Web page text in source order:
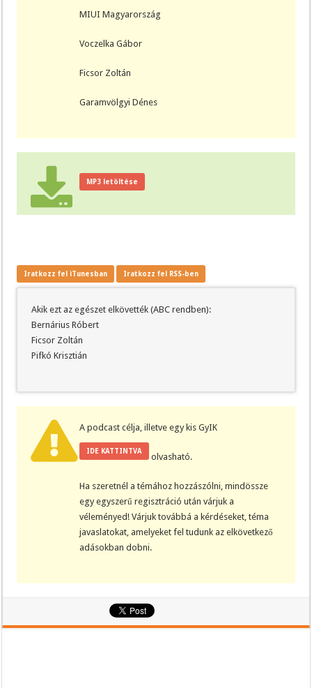
MIUI Magyarország
Voczelka Gábor
Ficsor Zoltán
Garamvölgyi Dénes
MP3 letöltése
Iratkozz fel iTunesban Iratkozz fel RSS-ben
Akik ezt az egészet elkövették (ABC rendben):
Bernárius Róbert
Ficsor Zoltán
Pifkó Krisztián
A podcast célja, illetve egy kis GyIK
IDE KATTINTVA
olvasható.
Ha szeretnél a témához hozzászólni, mindössze
egy egyszerű regisztráció után várjuk a
véleményed! Várjuk továbbá a kérdéseket, téma
javaslatokat, amelyeket fel tudunk az elkövetkező
adásokban dobni.